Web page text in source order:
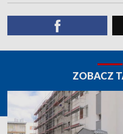
ZOBACZ